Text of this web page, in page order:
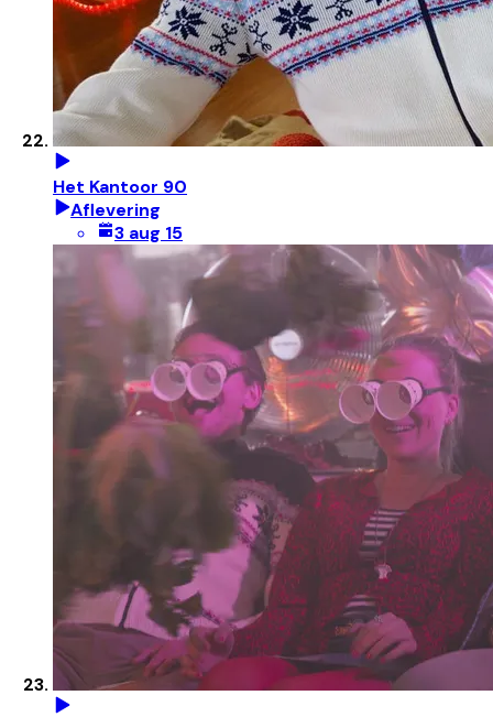
Het Kantoor 90
Aflevering
3 aug 15